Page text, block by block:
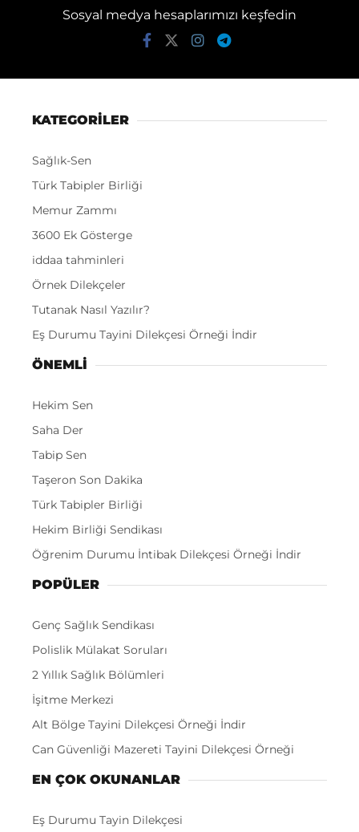
Sosyal medya hesaplarımızı keşfedin
KATEGORİLER
Sağlık-Sen
Türk Tabipler Birliği
Memur Zammı
3600 Ek Gösterge
iddaa tahminleri
Örnek Dilekçeler
Tutanak Nasıl Yazılır?
Eş Durumu Tayini Dilekçesi Örneği İndir
ÖNEMLI
Hekim Sen
Saha Der
Tabip Sen
Taşeron Son Dakika
Türk Tabipler Birliği
Hekim Birliği Sendikası
Öğrenim Durumu İntibak Dilekçesi Örneği İndir
POPÜLER
Genç Sağlık Sendikası
Polislik Mülakat Soruları
2 Yıllık Sağlık Bölümleri
İşitme Merkezi
Alt Bölge Tayini Dilekçesi Örneği İndir
Can Güvenliği Mazereti Tayini Dilekçesi Örneği
EN ÇOK OKUNANLAR
Eş Durumu Tayin Dilekçesi